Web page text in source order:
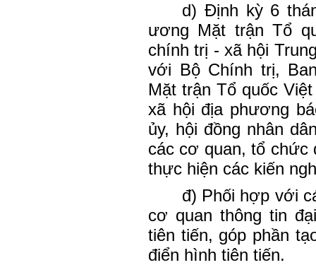
d) Định kỳ 6
ương Mặt trận Tổ
chính trị - xã hội
với Bộ Chính trị,
Mặt trận Tổ quốc
xã hội địa phương
ủy, hội đồng nhân
các cơ quan, tổ chức
thực hiện các kiến
đ) Phối hợp với
cơ quan thông tin
tiên tiến, góp phần
điển hình tiên tiến.